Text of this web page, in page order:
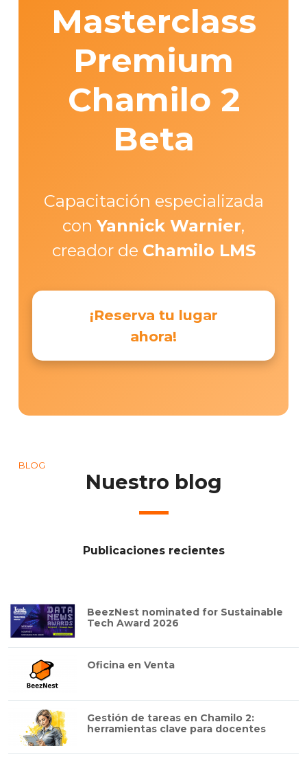
Masterclass
Premium
Chamilo 2
Beta
Capacitación especializada
conYannick Warnier,
creador de Chamilo LMS
¡Reserva tu lugar
ahora!
BLOG
Nuestro blog
Publicaciones recientes
BeezNest nominated for Sustainable
Tech Award 2026
Oficina en Venta
Gestión de tareas en Chamilo 2:
herramientas clave para docentes